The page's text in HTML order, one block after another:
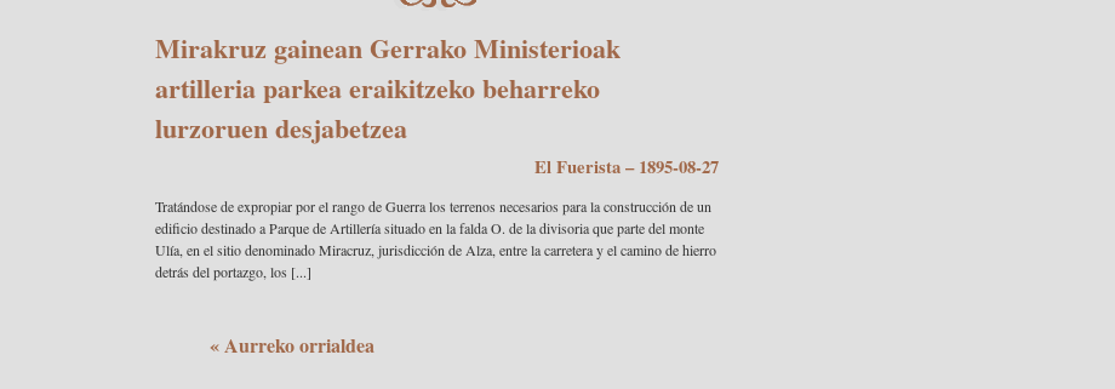
Mirakruz gainean Gerrako Ministerioak
artilleria parkea eraikitzeko beharreko
lurzoruen desjabetzea
El Fuerista– 1895-08-27
Tratándose de expropiar por el rango de Guerra los terrenos necesarios para la construcción de un
edificio destinado a Parque de Artillería situado en la falda O. de la divisoria que parte del monte
Ulía, en el sitio denominado Miracruz, jurisdicción de Alza, entre la carretera y el camino de hierro
detrás del portazgo, los [...]
« Aurreko orrialdea